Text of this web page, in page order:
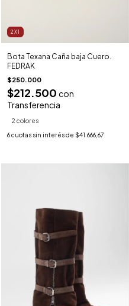
2X1
Bota Texana Caña baja Cuero.
FEDRAK
$250.000
$212.500 con
Transferencia
2 colores
6 cuotas sin interés de $41.666,67